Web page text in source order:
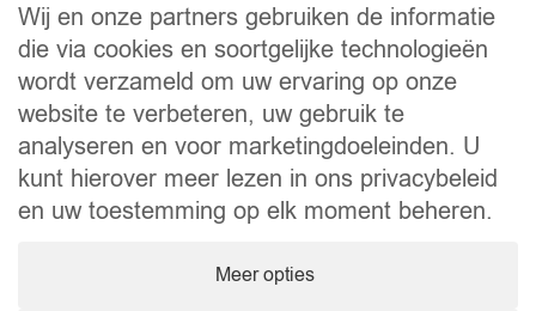
Verkopen
Bureau
Nuttige links
Praktische tips voor verkopen of verhuren
Handige documenten
Notaire.be
BTW-nummer: BE 0464.629.802 • IPI: 510350
Wij en onze partners gebruiken de informatie
die via cookies en soortgelijke technologieën
wordt verzameld om uw ervaring op onze
website te verbeteren, uw gebruik te
analyseren en voor marketingdoeleinden. U
kunt hierover meer lezen in ons privacybeleid
en uw toestemming op elk moment beheren.
Meer opties